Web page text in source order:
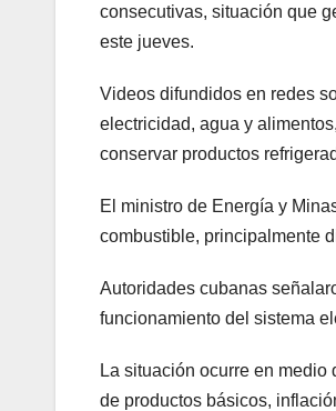
consecutivas, situación que
este jueves.
Videos difundidos en redes
electricidad, agua y
conservar productos
El ministro de Energía y
combustible, principalmente
Autoridades cubanas
funcionamiento del sistema
La situación ocurre en
de productos básicos,